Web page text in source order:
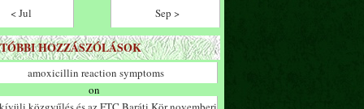
< Jul
Sep >
HOZZÁSZÓLÁSOK
amoxicillin reaction symptoms
on